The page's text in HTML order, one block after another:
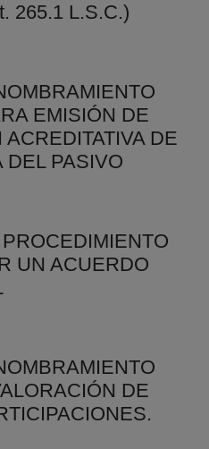
265.1 L.S.C.)
EMISIÓN DE
DE
DEL PASIVO
UN ACUERDO
DE